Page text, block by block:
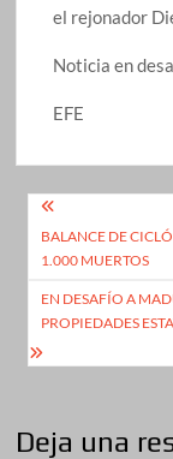
el rejonador
Noticia en
EFE
de
entradas
BALANCE DE
1.000 MUERTOS
EN DESAFÍO A
PROPIEDADES
Deja una